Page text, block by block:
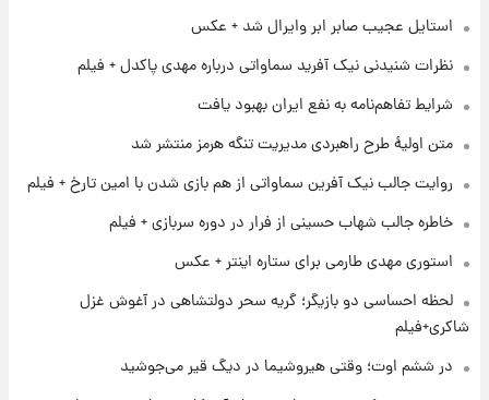
۱ روز پیش
امروز پنجشنبه ۱۵ مرداد ۱۴۰۵ +جدول
قیمت طلا و سکه امروز پنجشنبه ۱۵ مرداد ۱۴۰۵
۱ روز پیش
شارژ جدید کالابرگ برای سه دهک؛ جزئیات اعلام
شد
شرایط تازه فروش اقساطی سایپا اعلام شد؛
شاهین، کوییک، اطلس، سهند و ساینا با اقساط
استایل عجیب صابر ابر وایرال شد + عکس
نظرات شنیدنی نیک آفرید سماواتی درباره مهدی پاکدل + فیلم
شرایط تفاهم‌نامه به نفع ایران بهبود یافت
متن اولیۀ طرح راهبردی مدیریت تنگه هرمز منتشر شد
روایت جالب نیک آفرین سماواتی از هم بازی شدن با امین تارخ + فیلم
خاطره جالب شهاب حسینی از فرار در دوره سربازی + فیلم
استوری مهدی طارمی برای ستاره اینتر + عکس
لحظه احساسی دو بازیگر؛ گریه سحر دولتشاهی در آغوش غزل
شاکری+فیلم
در ششم اوت؛ وقتی هیروشیما در دیگ قیر می‌جوشید